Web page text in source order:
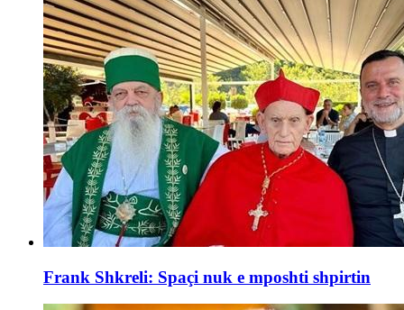
Frank Shkreli: Spaçi nuk e mposhti shpirtin